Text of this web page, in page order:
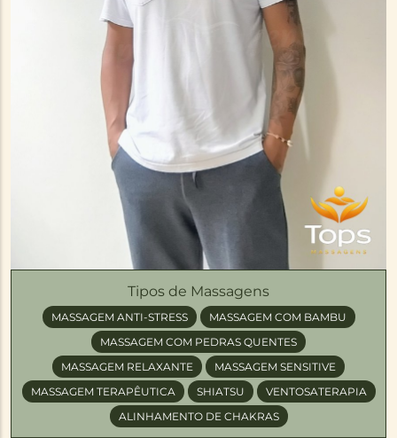
Tipos de Massagens
MASSAGEM ANTI-STRESS
MASSAGEM COM BAMBU
MASSAGEM COM PEDRAS QUENTES
MASSAGEM RELAXANTE
MASSAGEM SENSITIVE
MASSAGEM TERAPÊUTICA
SHIATSU
VENTOSATERAPIA
ALINHAMENTO DE CHAKRAS